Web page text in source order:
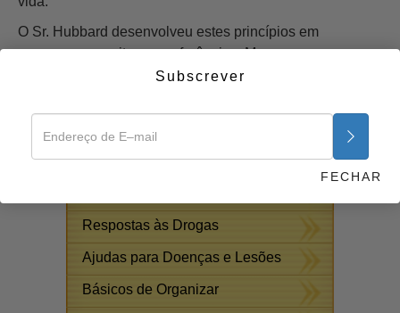
O Sr. Hubbard desenvolveu estes princípios em
numerosos escritos e conferências. Mas o que se segue
representa a essência do assunto e uma abordagem
Comece Agora >>
Respostas às Drogas
Ajudas para Doenças e Lesões
Básicos de Organizar
Subscrever
FECHAR